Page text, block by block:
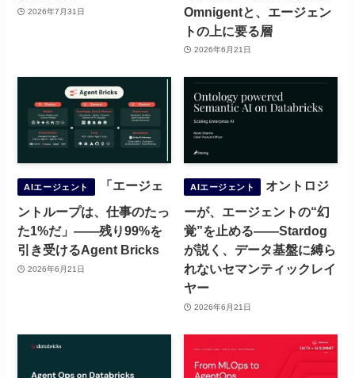
2026年7月31日
Omnigentと、エージェン
トの上に要る層
2026年6月21日
AIエージェント
「エージェ
ントループは、仕事のたっ
た1%だ」——残り99%を
引き受けるAgent Bricks
2026年6月21日
AIエージェント
オントロジ
ーが、エージェントの“幻
覚”を止める——Stardog
が説く、データ基盤に縛ら
れないセマンティックレイ
ヤー
2026年6月21日